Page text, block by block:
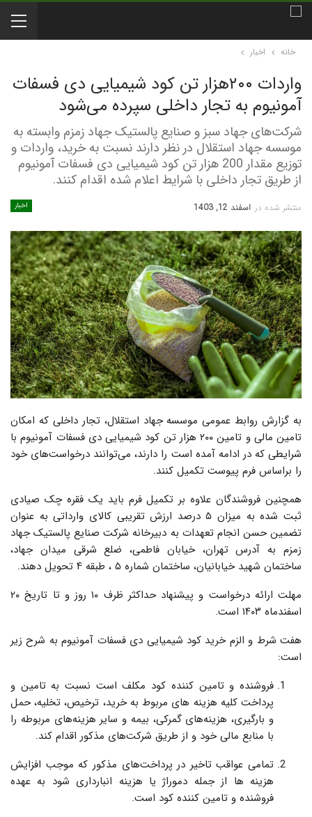
خانه اخبار
واردات ۲۰۰هزار تن کود شیمیایی دی فسفات
آمونیوم به تجار داخلی سپرده می‌شود
شرکت‌های جهاد سبز و صنایع پالستیک جهاد زمزم وابسته به
موسسه جهاد استقلال در نظر دارند نسبت به خرید، واردات و
توزیع مقدار 200 هزار تن کود شیمیایی دی فسفات آمونیوم
از طریق تجار داخلی با شرایط اعلام شده اقدام کنند.
اخبار منتشر شده در اسفند 12, 1403
به گزارش روابط عمومی موسسه جهاد استقلال، تجار داخلی که امکان
تامین مالی و تامین ۲۰۰ هزار تن کود شیمیایی دی فسفات آمونیوم با
شرایطی که در ادامه آمده است را دارند، می‌توانند درخواست‌های خود
را براساس فرم پیوست تکمیل کنند.
همچنین فروشندگان علاوه بر تکمیل فرم باید یک فقره چک صیادی
ثبت شده به میزان ۵ درصد ارزش تقریبی کالای وارداتی به عنوان
تضمین حسن انجام تعهدات به دبیرخانه شرکت صنایع پالستیک جهاد
زمزم به آدرس تهران، خیابان فاطمی، ضلع شرقی میدان جهاد،
ساختمان شهید خیابانیان، ساختمان شماره ۵ ، طبقه ۴ تحویل دهند.
مهلت ارائه درخواست و پیشنهاد حداکثر ظرف ۱۰ روز و تا تاریخ ۲۰
اسفندماه ۱۴۰۳ است.
هفت شرط و الزم خرید کود شیمیایی دی فسفات آمونیوم به شرح زیر
است:
فروشنده و تامین کننده کود مکلف است نسبت به تامین و
پرداخت کلیه هزینه های مربوط به خرید، ترخیص، تخلیه، حمل
و بارگیری، هزینه‌های گمرکی، بیمه و سایر هزینه‌های مربوطه را
با منابع مالی خود و از طریق شرکت‌های مذکور اقدام کند.
تمامی عواقب تاخیر در پرداخت‌های مذکور که موجب افزایش
هزینه ها از جمله دموراژ یا هزینه انبارداری شود به عهده
فروشنده و تامین کننده کود است.